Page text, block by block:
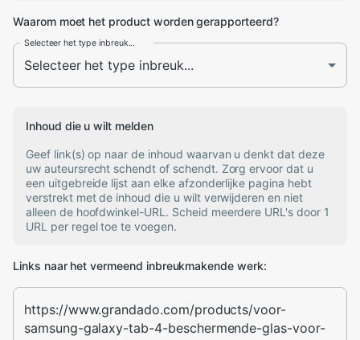
Waarom moet het product worden gerapporteerd?
Selecteer het type inbreuk...
Inhoud die u wilt melden
Geef link(s) op naar de inhoud waarvan u denkt dat deze
uw auteursrecht schendt of schendt. Zorg ervoor dat u
een uitgebreide lijst aan elke afzonderlijke pagina hebt
verstrekt met de inhoud die u wilt verwijderen en niet
alleen de hoofdwinkel-URL. Scheid meerdere URL's door 1
URL per regel toe te voegen.
Links naar het vermeend inbreukmakende werk: